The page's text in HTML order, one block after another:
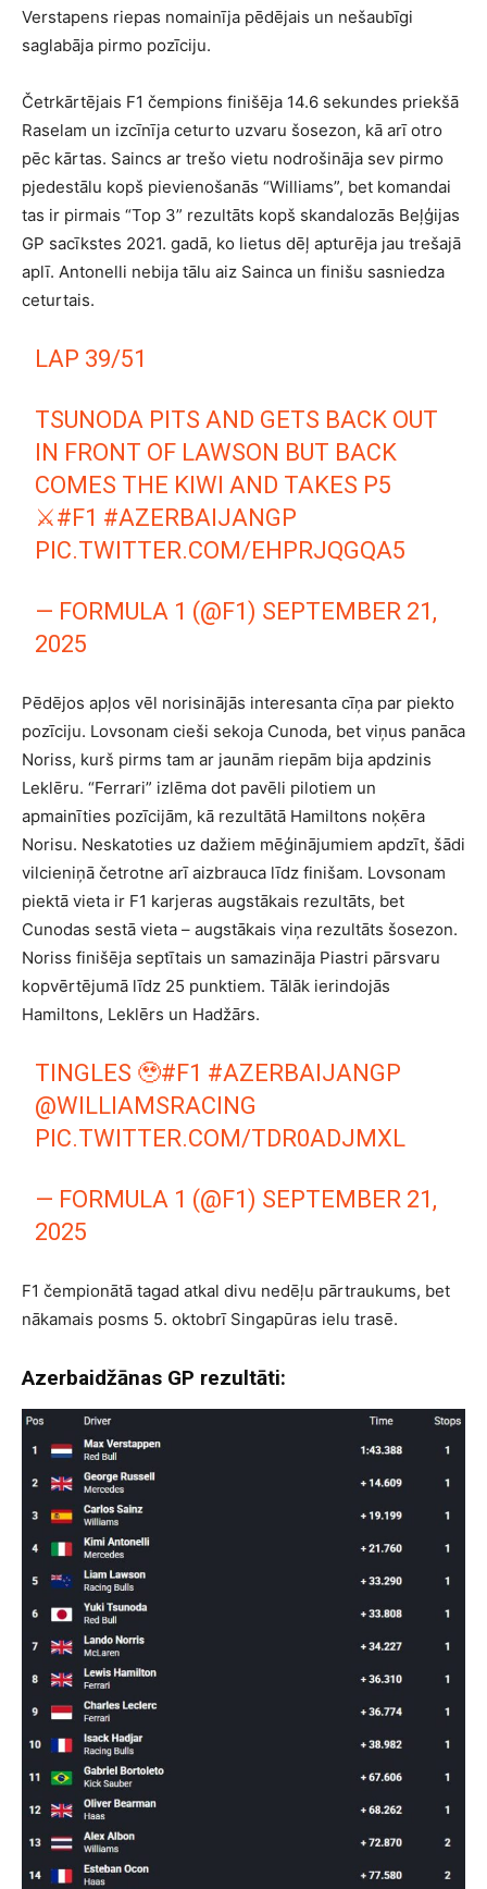
Verstapens riepas nomainīja pēdējais un nešaubīgi
saglabāja pirmo pozīciju.
Četrkārtējais F1 čempions finišēja 14.6 sekundes priekšā
Raselam un izcīnīja ceturto uzvaru šosezon, kā arī otro
pēc kārtas. Saincs ar trešo vietu nodrošināja sev pirmo
pjedestālu kopš pievienošanās “Williams”, bet komandai
tas ir pirmais “Top 3” rezultāts kopš skandalozās Beļģijas
GP sacīkstes 2021. gadā, ko lietus dēļ apturēja jau trešajā
aplī. Antonelli nebija tālu aiz Sainca un finišu sasniedza
ceturtais.
LAP 39/51
TSUNODA PITS AND GETS BACK OUT
IN FRONT OF LAWSON BUT BACK
COMES THE KIWI AND TAKES P5
⚔️#F1 #AZERBAIJANGP
PIC.TWITTER.COM/EHPRJQGQA5
— FORMULA 1 (@F1) SEPTEMBER 21,
2025
Pēdējos apļos vēl norisinājās interesanta cīņa par piekto
pozīciju. Lovsonam cieši sekoja Cunoda, bet viņus panāca
Noriss, kurš pirms tam ar jaunām riepām bija apdzinis
Leklēru. “Ferrari” izlēma dot pavēli pilotiem un
apmainīties pozīcijām, kā rezultātā Hamiltons noķēra
Norisu. Neskatoties uz dažiem mēģinājumiem apdzīt, šādi
vilcieniņā četrotne arī aizbrauca līdz finišam. Lovsonam
piektā vieta ir F1 karjeras augstākais rezultāts, bet
Cunodas sestā vieta – augstākais viņa rezultāts šosezon.
Noriss finišēja septītais un samazināja Piastri pārsvaru
kopvērtējumā līdz 25 punktiem. Tālāk ierindojās
Hamiltons, Leklērs un Hadžārs.
TINGLES 🥹#F1 #AZERBAIJANGP
@WILLIAMSRACING
PIC.TWITTER.COM/TDR0ADJMXL
— FORMULA 1 (@F1) SEPTEMBER 21,
2025
F1 čempionātā tagad atkal divu nedēļu pārtraukums, bet
nākamais posms 5. oktobrī Singapūras ielu trasē.
Azerbaidžānas GP rezultāti: